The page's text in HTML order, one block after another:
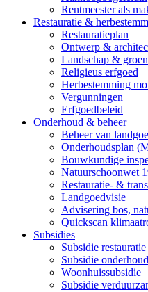
Rentmeester als
Restauratie &
Restauratieplan
Ontwerp &
Landschap &
Religieus erfgoed
Herbestemming
Vergunningen
Erfgoedbeleid
Onderhoud & beheer
Beheer van
Onderhoudsplan
Bouwkundige
Natuurschoonwet
Restauratie- &
Landgoedvisie
Advisering bos,
Quickscan
Subsidies
Subsidie restauratie
Subsidie
Woonhuissubsidie
Subsidie